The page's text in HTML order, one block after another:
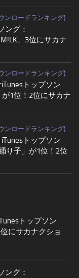
ンロードランキング)
ング：
、3位にサカナ
ンロードランキング)
トップソン
1位！2位にサカナ
ンロードランキング)
トップソン
り子」が1位！2位
トップソン
にサカナクショ
ング：